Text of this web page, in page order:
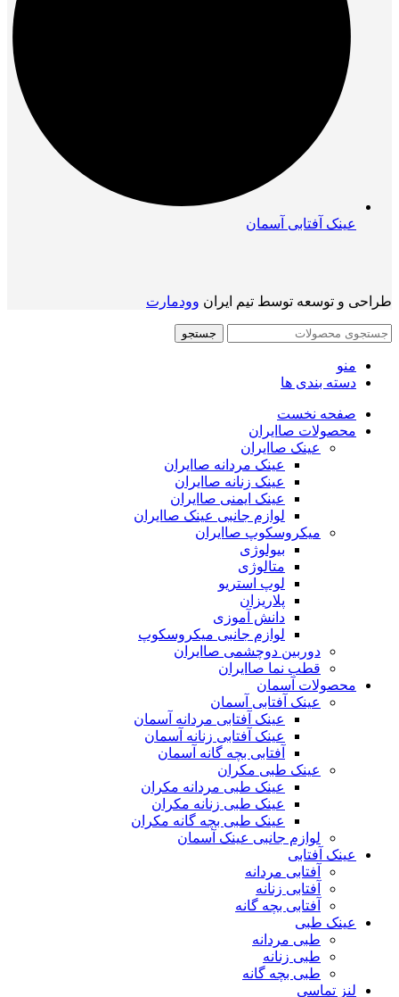
عینک آفتابی آسمان
طراحی و توسعه توسط تیم ایران وودمارت
جستجو
منو
دسته بندی ها
صفحه نخست
محصولات صاایران
عینک صاایران
عینک مردانه صاایران
عینک زنانه صاایران
عینک ایمنی صاایران
لوازم جانبی عینک صاایران
میکروسکوپ صاایران
بیولوژی
متالوژی
لوپ استریو
پلاریزان
دانش آموزی
لوازم جانبی میکروسکوپ
دوربین دوچشمی صاایران
قطب نما صاایران
محصولات آسمان
عینک آفتابی آسمان
عینک آفتابی مردانه آسمان
عینک آفتابی زنانه آسمان
آفتابی بچه گانه آسمان
عینک طبی مکران
عینک طبی مردانه مکران
عینک طبی زنانه مکران
عینک طبی بچه گانه مکران
لوازم جانبی عینک آسمان
عینک آفتابی
آفتابی مردانه
آفتابی زنانه
آفتابی بچه گانه
عینک طبی
طبی مردانه
طبی زنانه
طبی بچه گانه
لنز تماسی